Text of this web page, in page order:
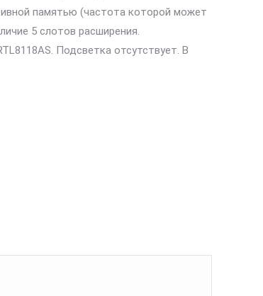
памятью (частота которой может
5 слотов расширения.
Подсветка отсутствует. В